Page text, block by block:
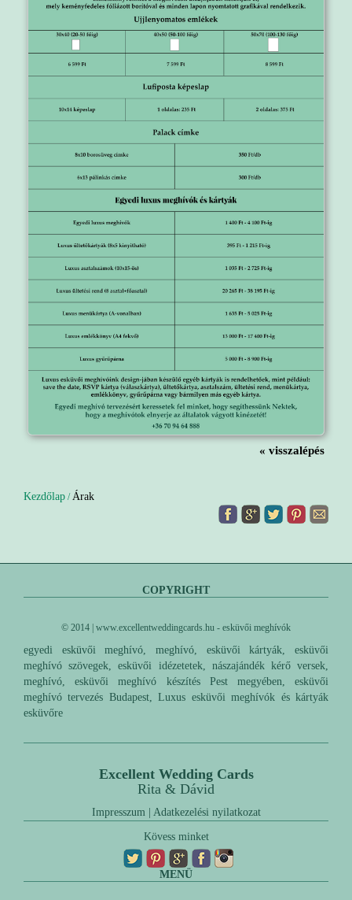
« visszalépés
Kezdőlap /Árak
COPYRIGHT
© 2014 | www.excellentweddingcards.hu - esküvői meghívók
egyedi esküvői meghívó, meghívó, esküvői kártyák, esküvői
meghívó szövegek, esküvői idézetetek, nászajándék kérő versek,
meghívó, esküvői meghívó készítés Pest megyében, esküvői
meghívó tervezés Budapest, Luxus esküvői meghívók és kártyák
esküvőre
Excellent Wedding Cards
Rita & Dávid
Impresszum| Adatkezelési nyilatkozat
Kövess minket
MENÜ